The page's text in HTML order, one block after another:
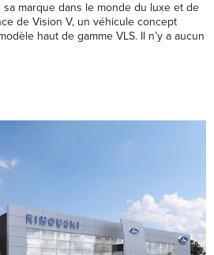
marque dans le monde du luxe et de
de Vision V, un véhicule concept
haut de gamme VLS. Il n’y a aucun